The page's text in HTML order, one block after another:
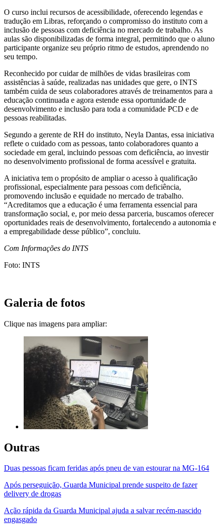
O curso inclui recursos de acessibilidade, oferecendo legendas e
tradução em Libras, reforçando o compromisso do instituto com a
inclusão de pessoas com deficiência no mercado de trabalho. As
aulas são disponibilizadas de forma integral, permitindo que o aluno
participante organize seu próprio ritmo de estudos, aprendendo no
seu tempo.
Reconhecido por cuidar de milhões de vidas brasileiras com
assistências à saúde, realizadas nas unidades que gere, o INTS
também cuida de seus colaboradores através de treinamentos para a
educação continuada e agora estende essa oportunidade de
desenvolvimento e inclusão para toda a comunidade PCD e de
pessoas reabilitadas.
Segundo a gerente de RH do instituto, Neyla Dantas, essa iniciativa
reflete o cuidado com as pessoas, tanto colaboradores quanto a
sociedade em geral, incluindo pessoas com deficiência, ao investir
no desenvolvimento profissional de forma acessível e gratuita.
A iniciativa tem o propósito de ampliar o acesso à qualificação
profissional, especialmente para pessoas com deficiência,
promovendo inclusão e equidade no mercado de trabalho.
“Acreditamos que a educação é uma ferramenta essencial para
transformação social, e, por meio dessa parceria, buscamos oferecer
oportunidades reais de desenvolvimento, fortalecendo a autonomia e
a empregabilidade desse público”, concluiu.
Com Informações do INTS
Foto: INTS
Galeria de fotos
Clique nas imagens para ampliar:
Outras
Duas pessoas ficam feridas após pneu de van estourar na MG-164
Após perseguição, Guarda Municipal prende suspeito de fazer
delivery de drogas
Ação rápida da Guarda Municipal ajuda a salvar recém-nascido
engasgado